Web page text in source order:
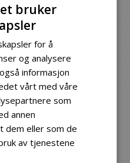
11 hp snofreser 1
snofreser
innen: Hjem, sport og fritids
bruker
for å
og analysere
informasjon
vårt med våre
som
annen
dem eller som de
av tjenestene